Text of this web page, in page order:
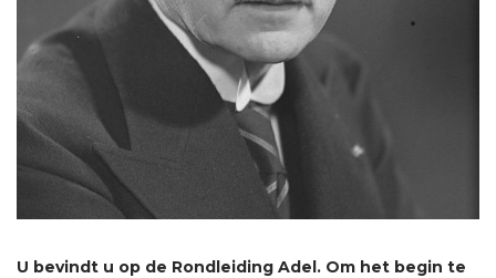
U bevindt u op de Rondleiding Adel. Om het begin te